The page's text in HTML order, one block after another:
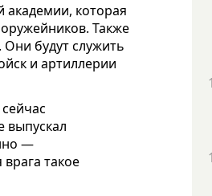
академии, которая
Также
будут служить
и артиллерии
выпускал
—
такое